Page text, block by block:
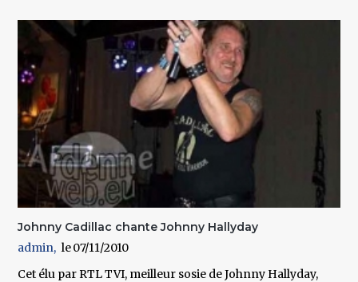
Johnny Cadillac chante Johnny Hallyday
admin
07/11/2010
Cet élu par RTL TVI, meilleur sosie de Johnny Hallyday,